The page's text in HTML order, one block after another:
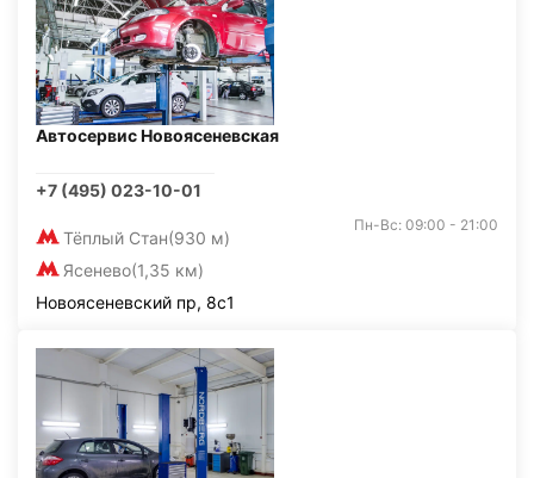
Автосервис Новоясеневская
+7 (495) 023-10-01
Тёплый Стан(930 м)
Ясенево(1,35 км)
Пн-Вс: 09:00 - 21:00
Новоясеневский пр, 8с1